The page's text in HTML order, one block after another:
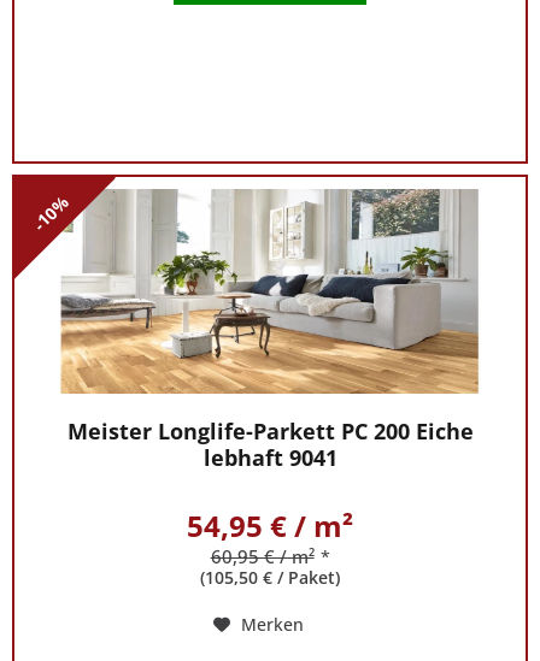
-10%
Meister Longlife-Parkett PC 200 Eiche
lebhaft 9041
54,95 € / m²
60,95 € / m² *
(105,50 € / Paket)
Merken